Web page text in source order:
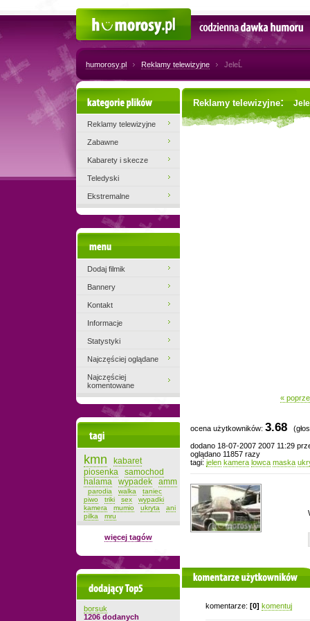
Codzienna dawka humoru
humorosy.pl Reklamy telewizyjne JeleĹ
Reklamy telewizyjne:
«
ocena użytkowników: 3.68
dodano 18-07-2007 2007 11:29
oglądano 11857 razy
tagi: jelen kamera lowca maska
komentarze użytkowników
komentarze: [0] komentuj
Kategorie plików
Reklamy telewizyjne
Zabawne
Kabarety i skecze
Teledyski
Ekstremalne
Dodaj filmik
Bannery
Kontakt
Informacje
Statystyki
Najczęściej oglądane
Najczęściej
komentowane
kmn
kabaret
piosenka
samochod
halama
wypadek amm
parodia walka
taniec
piwo
triki sex
wypadki
kamera
mumio ukryta
ani
pilka
mru
więcej tagów
Dodający top-5
borsuk
1206 dodanych